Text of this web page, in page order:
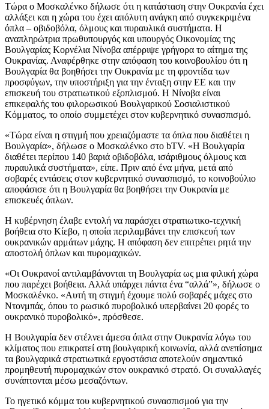
Τώρα ο Μοσκαλένκο δήλωσε ότι η κατάσταση στην Ουκρανία έχει
αλλάξει και η χώρα του έχει απόλυτη ανάγκη από συγκεκριμένα
όπλα – οβιδοβόλα, όλμους και πυραυλικά συστήματα. Η
αναπληρώτρια πρωθυπουργός και υπουργός Οικονομίας της
Βουλγαρίας Κορνέλια Νίνοβα απέρριψε γρήγορα το αίτημα της
Ουκρανίας. Αναφέρθηκε στην απόφαση του κοινοβουλίου ότι η
Βουλγαρία θα βοηθήσει την Ουκρανία με τη φροντίδα των
προσφύγων, την υποστήριξη για την ένταξη στην ΕΕ και την
επισκευή του στρατιωτικού εξοπλισμού. Η Νίνοβα είναι
επικεφαλής του φιλορωσικού Βουλγαρικού Σοσιαλιστικού
Κόμματος, το οποίο συμμετέχει στον κυβερνητικό συνασπισμό.
«Τώρα είναι η στιγμή που χρειαζόμαστε τα όπλα που διαθέτει η
Βουλγαρία», δήλωσε ο Μοσκαλένκο στο bTV. «Η Βουλγαρία
διαθέτει περίπου 140 βαριά οβιδοβόλα, ισάριθμους όλμους και
πυραυλικά συστήματα», είπε. Πριν από ένα μήνα, μετά από
σοβαρές εντάσεις στον κυβερνητικό συνασπισμό, το κοινοβούλιο
αποφάσισε ότι η Βουλγαρία θα βοηθήσει την Ουκρανία με
επισκευές όπλων.
Η κυβέρνηση έλαβε εντολή να παράσχει στρατιωτικο-τεχνική
βοήθεια στο Κίεβο, η οποία περιλαμβάνει την επισκευή των
ουκρανικών αρμάτων μάχης. Η απόφαση δεν επιτρέπει ρητά την
αποστολή όπλων και πυρομαχικών.
«Οι Ουκρανοί αντιλαμβάνονται τη Βουλγαρία ως μια φιλική χώρα
που παρέχει βοήθεια. Αλλά υπάρχει πάντα ένα “αλλά”», δήλωσε ο
Μοσκαλένκο. «Αυτή τη στιγμή έχουμε πολύ σοβαρές μάχες στο
Ντονμπάς, όπου το ρωσικό πυροβολικό υπερβαίνει 20 φορές το
ουκρανικό πυροβολικό», πρόσθεσε.
Η Βουλγαρία δεν στέλνει άμεσα όπλα στην Ουκρανία λόγω του
κλίματος που επικρατεί στη βουλγαρική κοινωνία, αλλά ανεπίσημα
τα βουλγαρικά στρατιωτικά εργοστάσια αποτελούν σημαντικό
προμηθευτή πυρομαχικών στον ουκρανικό στρατό. Οι συναλλαγές
συνάπτονται μέσω μεσαζόντων.
Το ηγετικό κόμμα του κυβερνητικού συνασπισμού για την